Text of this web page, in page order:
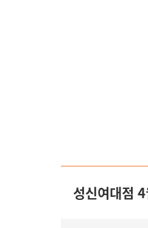
성신여대점